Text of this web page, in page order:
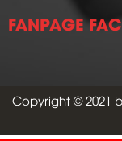
FANPAGE
Copyright © 2021